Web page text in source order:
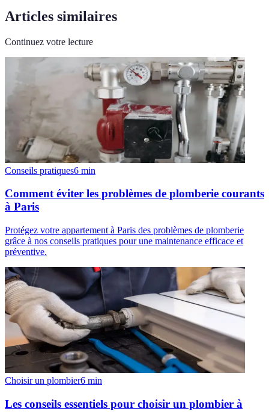
Articles similaires
Continuez votre lecture
Conseils pratiques6 min
Comment éviter les problèmes de plomberie courants
à Paris
Protégez votre appartement à Paris des problèmes de plomberie
grâce à nos conseils pratiques pour une maintenance efficace et
préventive.
Choisir un plombier6 min
Les conseils essentiels pour choisir un plombier à